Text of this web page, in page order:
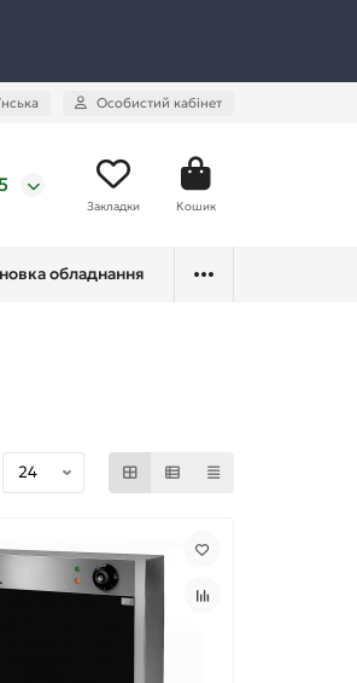
Особистий кабінет
Закладки Кошик
обладнання